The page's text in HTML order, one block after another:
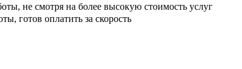
не смотря на более высокую стоимость услуг
готов оплатить за скорость